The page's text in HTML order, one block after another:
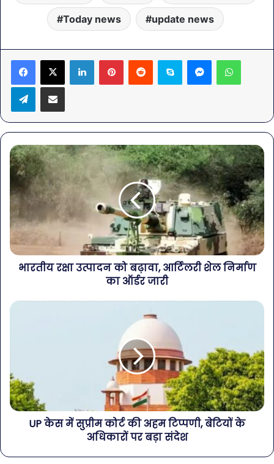
Today news update news
LinkedInPinterestReddit Skype Messenger
TelegramShare via Email
भारतीय रक्षा उत्पादन को बढ़ावा, आर्टिलरी शेल निर्माण
का ऑर्डर जारी
UP केस में सुप्रीम कोर्ट की अहम टिप्पणी, बेटियों के
अधिकारों पर बड़ा संदेश